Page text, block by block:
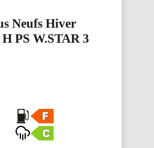
Neufs Hiver
PS W.STAR 3